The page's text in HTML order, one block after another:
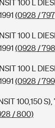
100 L
(0928 /
100 L
(0928 /
100 L
(0928 /
100,150 S),
/ 800)